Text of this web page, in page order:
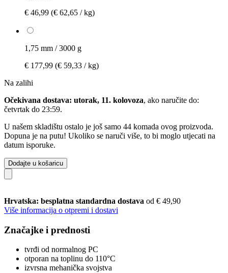
€ 46,99 (€ 62,65 / kg)
1,75 mm / 3000 g
€ 177,99 (€ 59,33 / kg)
Na zalihi
Očekivana dostava: utorak, 11. kolovoza, ako naručite do:
četvrtak do 23:59.
U našem skladištu ostalo je još samo 44 komada ovog proizvoda.
Dopuna je na putu! Ukoliko se naruči više, to bi moglo utjecati na
datum isporuke.
Dodajte u košaricu
Hrvatska: besplatna standardna dostava od € 49,90
Više informacija o otpremi i dostavi
Značajke i prednosti
tvrđi od normalnog PC
otporan na toplinu do 110°C
izvrsna mehanička svojstva